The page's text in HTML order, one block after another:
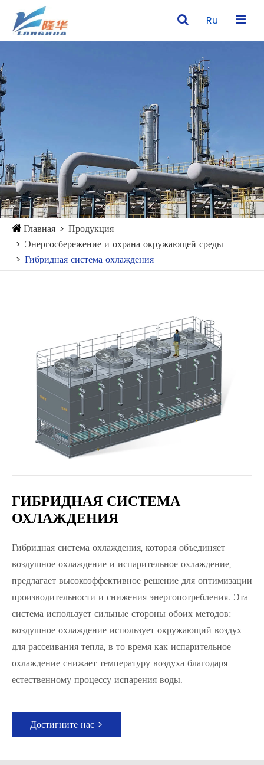
Ru
Главная
Продукция
Энергосбережение и охрана окружающей среды
Гибридная система охлаждения
ГИБРИДНАЯ СИСТЕМА
ОХЛАЖДЕНИЯ
Гибридная система охлаждения, которая объединяет
воздушное охлаждение и испарительное охлаждение,
предлагает высокоэффективное решение для оптимизации
производительности и снижения энергопотребления. Эта
система использует сильные стороны обоих методов:
воздушное охлаждение использует окружающий воздух
для рассеивания тепла, в то время как испарительное
охлаждение снижает температуру воздуха благодаря
естественному процессу испарения воды.
Достигните нас >